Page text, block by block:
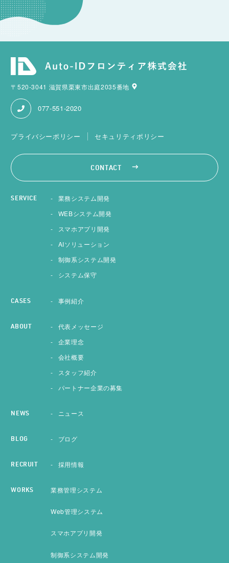
〒520-3041 滋賀県栗東市出庭2035番地
077-551-2020
プライバシーポリシー セキュリティポリシー
CONTACT
SERVICE
業務システム開発
WEBシステム開発
スマホアプリ開発
AIソリューション
制御系システム開発
システム保守
CASES 事例紹介
ABOUT
代表メッセージ
企業理念
会社概要
スタッフ紹介
パートナー企業の募集
NEWS ニュース
BLOG ブログ
RECRUIT 採用情報
WORKS 業務管理システム
Web管理システム
スマホアプリ開発
制御系システム開発